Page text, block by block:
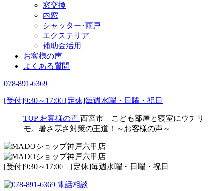
窓交換
内窓
シャッター･雨戸
エクステリア
補助金活用
お客様の声
よくある質問
078-891-6369
[受付]9:30～17:00 [定休]毎週水曜・日曜・祝日
TOP お客様の声 西宮市 こども部屋と寝室にウチリ
モ。暑さ寒さ対策の王道！～お客様の声～
[受付]9:30～17:00 [定休]毎週水曜・日曜・祝日
電話相談